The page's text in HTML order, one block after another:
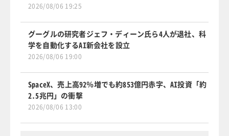
2026/08/06 19:25
グーグルの研究者ジェフ・ディーン氏ら4人が退社、科
学を自動化するAI新会社を設立
2026/08/06 19:00
SpaceX、売上高92％増でも約853億円赤字、AI投資「約
2.5兆円」の衝撃
2026/08/06 13:00